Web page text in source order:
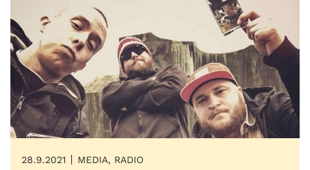
28.9.2021 MEDIA, RADIO